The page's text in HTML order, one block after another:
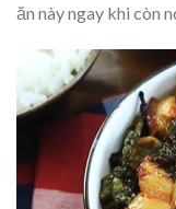
ăn này ngay khi còn